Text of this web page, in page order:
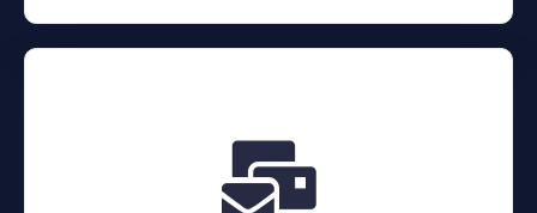
contato@argosvig-es.com